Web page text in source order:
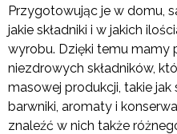
Przygotowując je w domu,
jakie składniki i w jakich
wyrobu. Dzięki temu mamy
niezdrowych składników,
masowej produkcji, takie
barwniki, aromaty i
znaleźć w nich także